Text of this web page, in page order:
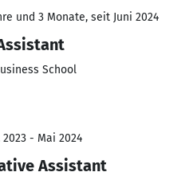
und 3 Monate, seit Juni 2024
School
- Mai 2024
Assistant